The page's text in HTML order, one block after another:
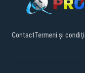
ContactTermeni și condiții